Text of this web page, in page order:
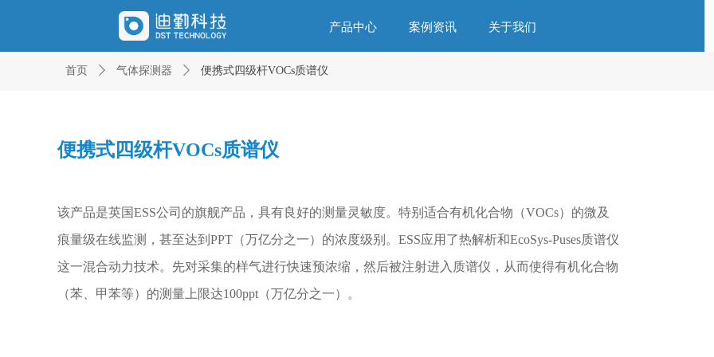
产品中心 案例资讯 关于我们
便携式四级杆VOCs质谱仪
该产品是英国ESS公司的旗舰产品，具有良好的测量灵敏度。特别适合有机化合物（VOCs）的微及
痕量级在线监测，甚至达到PPT（万亿分之一）的浓度级别。ESS应用了热解析和EcoSys-Puses质谱仪
这一混合动力技术。先对采集的样气进行快速预浓缩，然后被注射进入质谱仪，从而使得有机化合物
（苯、甲苯等）的测量上限达100ppt（万亿分之一）。
首页 ꄲ 气体探测器 ꄲ 便携式四级杆VOCs质谱仪